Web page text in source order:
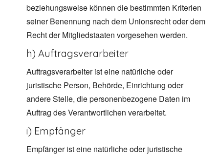
beziehungsweise können die bestimmten Kriterien
seiner Benennung nach dem Unionsrecht oder dem
Recht der Mitgliedstaaten vorgesehen werden.
h) Auftragsverarbeiter
Auftragsverarbeiter ist eine natürliche oder
juristische Person, Behörde, Einrichtung oder
andere Stelle, die personenbezogene Daten im
Auftrag des Verantwortlichen verarbeitet.
i) Empfänger
Empfänger ist eine natürliche oder juristische